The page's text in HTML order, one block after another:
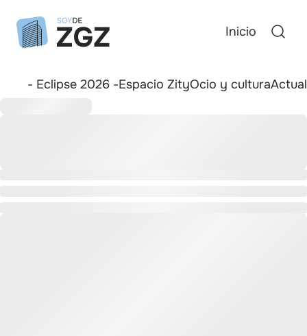
Inicio
- Eclipse 2026 -Espacio ZityOcio y cultura